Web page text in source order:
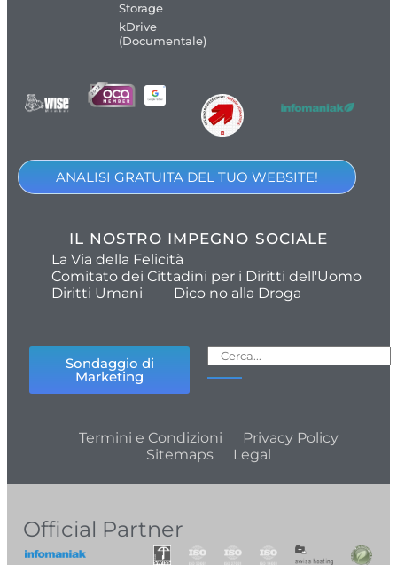
Storage
kDrive
(Documentale)
ANALISI GRATUITA DEL TUO WEBSITE!
IL NOSTRO IMPEGNO SOCIALE
La Via della Felicità
Comitato dei Cittadini per i Diritti dell'Uomo
Diritti Umani
Dico no alla Droga
Sondaggio di
Marketing
Termini e Condizioni
Privacy Policy
Sitemaps
Legal
Official Partner